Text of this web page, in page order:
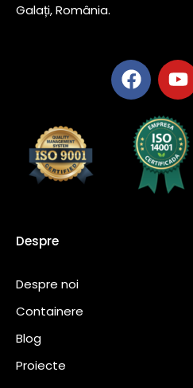
Galați, România.
Despre
Despre noi
Containere
Blog
Proiecte